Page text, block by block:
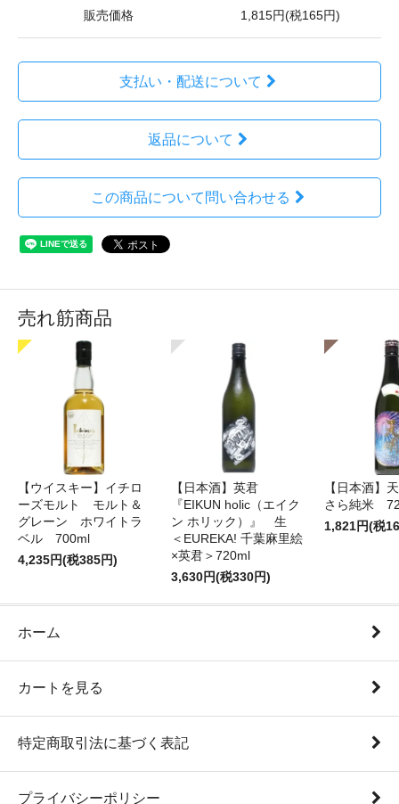
販売価格 1,815円(税165円)
支払い・配送について
返品について
この商品について問い合わせる
売れ筋商品
【ウイスキー】イチロ
ーズモルト モルト＆
グレーン ホワイトラ
ベル 700ml
4,235円(税385円)
【日本酒】英君
『EIKUN holic（エイク
ン ホリック）』 生
＜EUREKA! 千葉麻里絵
×英君＞720ml
3,630円(税330円)
【日本酒】
さら純米
1,821円(税
ホーム
カートを見る
特定商取引法に基づく表記
プライバシーポリシー